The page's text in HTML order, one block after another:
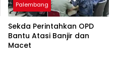
Palembang
Sekda Perintahkan OPD
Bantu Atasi Banjir dan
Macet